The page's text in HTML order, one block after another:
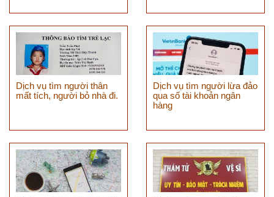
Dịch vụ tìm người thân
mất tích, người bỏ nhà đi.
Dịch vụ tìm người lừa đảo
qua số tài khoản ngân
hàng